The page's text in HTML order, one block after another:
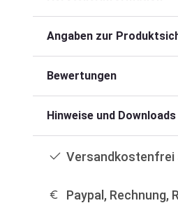
Angaben zur
Bewertungen
Hinweise und Downloads
Versandkostenfrei
Paypal, Rechnung,